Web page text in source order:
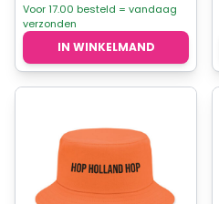
Voor 17.00 besteld = vandaag
verzonden
IN WINKELMAND